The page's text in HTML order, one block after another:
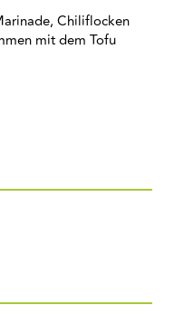
Chiliflocken
mit dem Tofu